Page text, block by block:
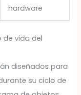
hardware
de vida del
diseñados para
su ciclo de